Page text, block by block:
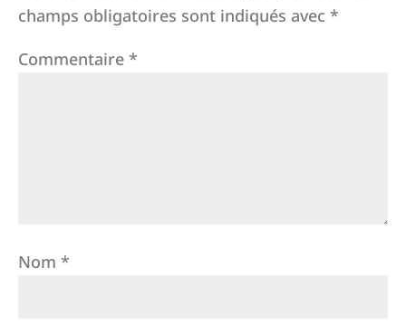
champs obligatoires sont indiqués avec *
Commentaire *
Nom *